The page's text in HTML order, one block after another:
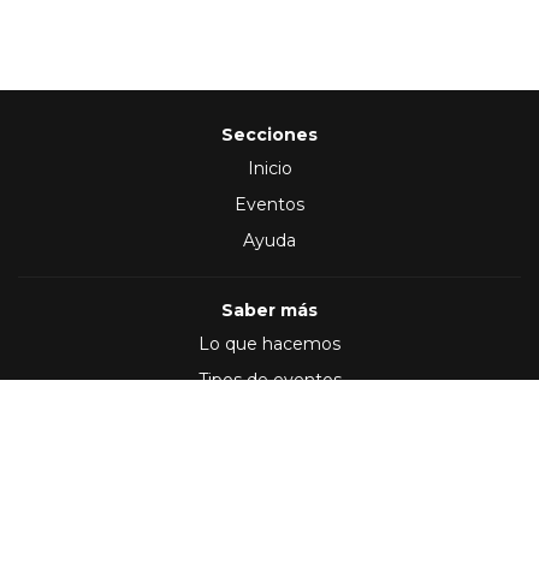
Secciones
Inicio
Eventos
Ayuda
Saber más
Lo que hacemos
Tipos de eventos